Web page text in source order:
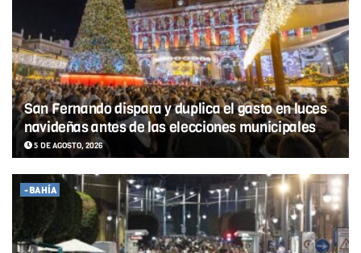
San Fernando dispara y duplica el gasto en luces
navideñas antes de las elecciones municipales
5 DE AGOSTO, 2026
-BAHÍA